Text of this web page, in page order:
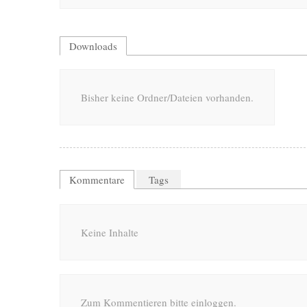
Downloads
Bisher keine Ordner/Dateien vorhanden.
Kommentare Tags
Keine Inhalte
Zum Kommentieren bitte einloggen.